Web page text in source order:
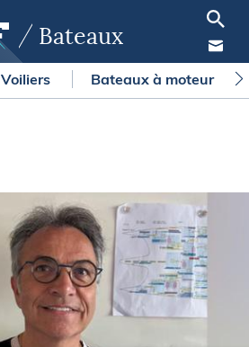
Bateaux
Voiliers Bateaux à moteur